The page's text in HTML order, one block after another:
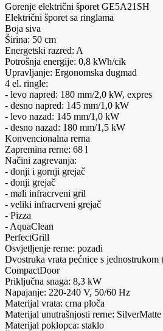
Gorenje električni šporet GE5A21SH
Električni šporet sa ringlama
Boja siva
Širina: 50 cm
Energetski razred: A
Potrošnja energije: 0,8 kWh/cik
Upravljanje: Ergonomska dugmad
4 el. ringle:
- levo napred: 180 mm/2,0 kW, expres
- desno napred: 145 mm/1,0 kW
- levo nazad: 145 mm/1,0 kW
- desno nazad: 180 mm/1,5 kW
Konvencionalna rerna
Zapremina rerne: 68 l
Načini zagrevanja:
- donji i gornji grejač
- donji grejač
- mali infracrveni gril
- veliki infracrveni grejač
- Pizza
- AquaClean
PerfectGrill
Osvjetljenje rerne: pozadi
Dvostruka vrata pećnice s
CompactDoor
Priključna snaga: 8,3 kW
Napajanje: 220-240 V, 50/60 Hz
Materijal vrata: crna ploča
Materijal unutrašnjosti rerne: SilverMatte
Materijal poklopca: staklo